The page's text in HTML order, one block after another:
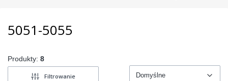
5051-5055
Produkty: 8
Filtrowanie Domyślne